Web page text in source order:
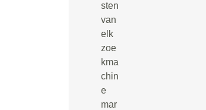
sten
van
elk
zoe
kma
chin
e
mar